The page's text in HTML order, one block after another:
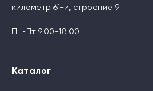
километр 61-й, строение 9
Пн-Пт 9:00-18:00
Каталог